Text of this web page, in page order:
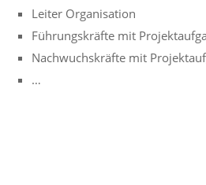
Leiter Organisation
Führungskräfte mit
Nachwuchskräfte mit
…